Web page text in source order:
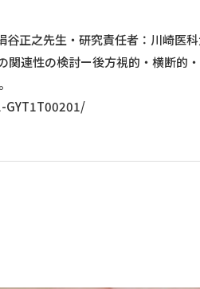
正之先生・研究責任者：川崎医
関連性の検討ー後方視的・横断的